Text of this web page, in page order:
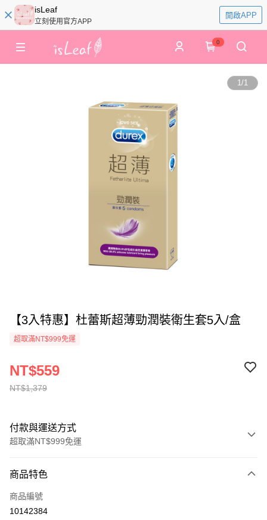
isLeaf
立刻使用官方APP
開啟APP
0
1/1
【3入特惠】杜蕾斯超薄勁潤裝衛生套5入/盒
超取滿NT$999免運
NT$1,379
NT$559
付款與運送方式
超取滿NT$999免運
信用卡一次付款
超商取貨付款
商品特色
商品編號
10142384